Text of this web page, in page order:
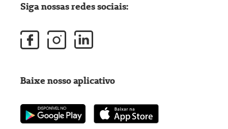
Siga nossas redes sociais:
Baixe nosso aplicativo